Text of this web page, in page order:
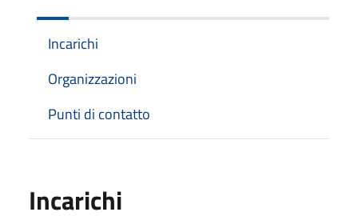
Incarichi
Organizzazioni
Punti di contatto
Incarichi